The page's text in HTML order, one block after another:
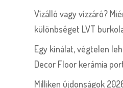
Vízálló vagy vízzáró?
különbséget LVT
Egy kínálat, végtelen
Decor Floor kerámia
Milliken újdonságok